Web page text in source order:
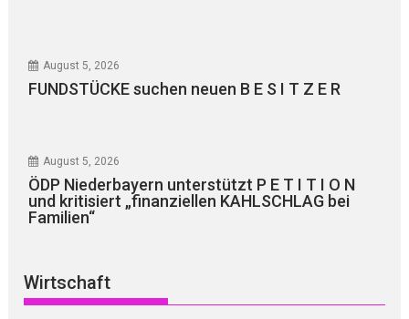
August 5, 2026
FUNDSTÜCKE suchen neuen B E S I T Z E R
August 5, 2026
ÖDP Niederbayern unterstützt P E T I T I O N
und kritisiert „finanziellen KAHLSCHLAG bei
Familien“
Wirtschaft